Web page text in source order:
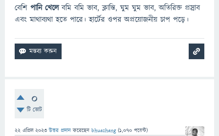
বেশি পানি খেলেবমি বমি ভাব, ক্লান্তি, ঘুম ঘুম ভাব, অতিরিক্ত প্রস্রাব
এবং মাথাব্যথা হতে পারে। হার্টের ওপর অপ্রয়োজনীয় চাপ পড়ে।
0
টি ভোট
22 এপ্রিল 2023 উত্তর প্রদান করেছেন bhuazhang (1,070 পয়েন্ট)